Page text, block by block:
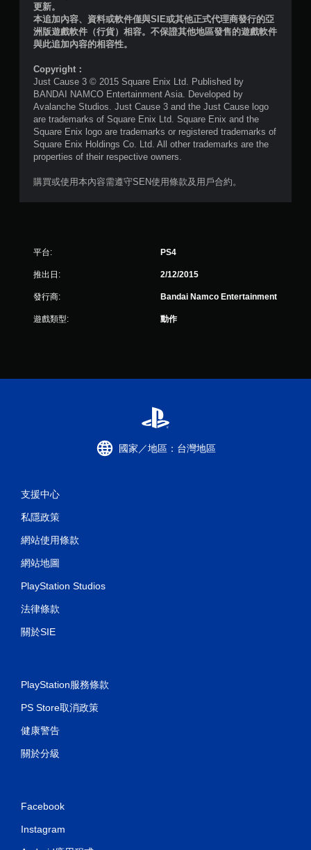
則
評
更新。
本追加內容、資料或軟件僅與SIE或其他正式代理商發行的亞
洲版遊戲軟件（行貨）相容。不保證其他地區發售的遊戲軟件
與此追加內容的相容性。
Copyright：
Just Cause 3 © 2015 Square Enix Ltd. Published by
BANDAI NAMCO Entertainment Asia. Developed by
Avalanche Studios. Just Cause 3 and the Just Cause logo
are trademarks of Square Enix Ltd. Square Enix and the
Square Enix logo are trademarks or registered trademarks of
Square Enix Holdings Co. Ltd. All other trademarks are the
properties of their respective owners.
購買或使用本內容需遵守SEN使用條款及用戶合約。
平台: PS4
推出日: 2/12/2015
發行商: Bandai Namco Entertainment
遊戲類型: 動作
國家／地區：台灣地區
支援中心
私隱政策
網站使用條款
網站地圖
PlayStation Studios
法律條款
關於SIE
PlayStation服務條款
PS Store取消政策
健康警告
關於分級
Facebook
Instagram